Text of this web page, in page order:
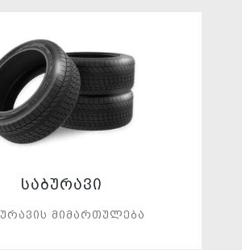
საბურავი
მიმართულება